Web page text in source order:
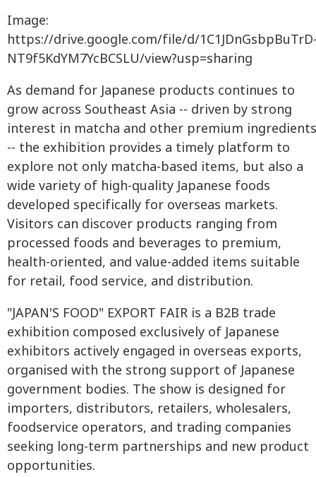
Image:
https://drive.google.com/file/d/
NT9f5KdYM7YcBCSLU/view?usp=sharing
As demand for Japanese products continues to
grow across Southeast Asia -- driven by strong
interest in matcha and other premium ingredients
-- the exhibition provides a timely platform to
explore not only matcha-based items, but also a
wide variety of high-quality Japanese foods
developed specifically for overseas markets.
Visitors can discover products ranging from
processed foods and beverages to premium,
health-oriented, and value-added items suitable
for retail, food service, and distribution.
"JAPAN'S FOOD" EXPORT FAIR is a B2B trade
exhibition composed exclusively of Japanese
exhibitors actively engaged in overseas exports,
organised with the strong support of Japanese
government bodies. The show is designed for
importers, distributors, retailers, wholesalers,
foodservice operators, and trading companies
seeking long-term partnerships and new product
opportunities.